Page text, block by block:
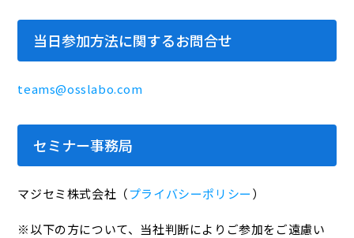
当日参加方法に関するお問合せ
teams@osslabo.com
セミナー事務局
マジセミ株式会社（プライバシーポリシー）
※以下の方について、当社判断によりご参加をご遠慮い